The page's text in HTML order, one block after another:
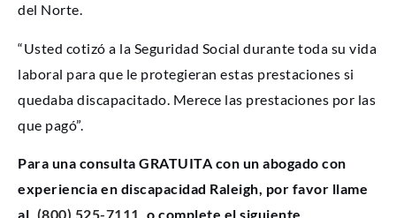
del Norte.
“Usted cotizó a la Seguridad Social durante toda su vida
laboral para que le protegieran estas prestaciones si
quedaba discapacitado. Merece las prestaciones por las
que pagó”.
Para una consulta GRATUITA con un abogado con
experiencia en discapacidad Raleigh, por favor llame
al (800) 525-7111 o complete el siguiente